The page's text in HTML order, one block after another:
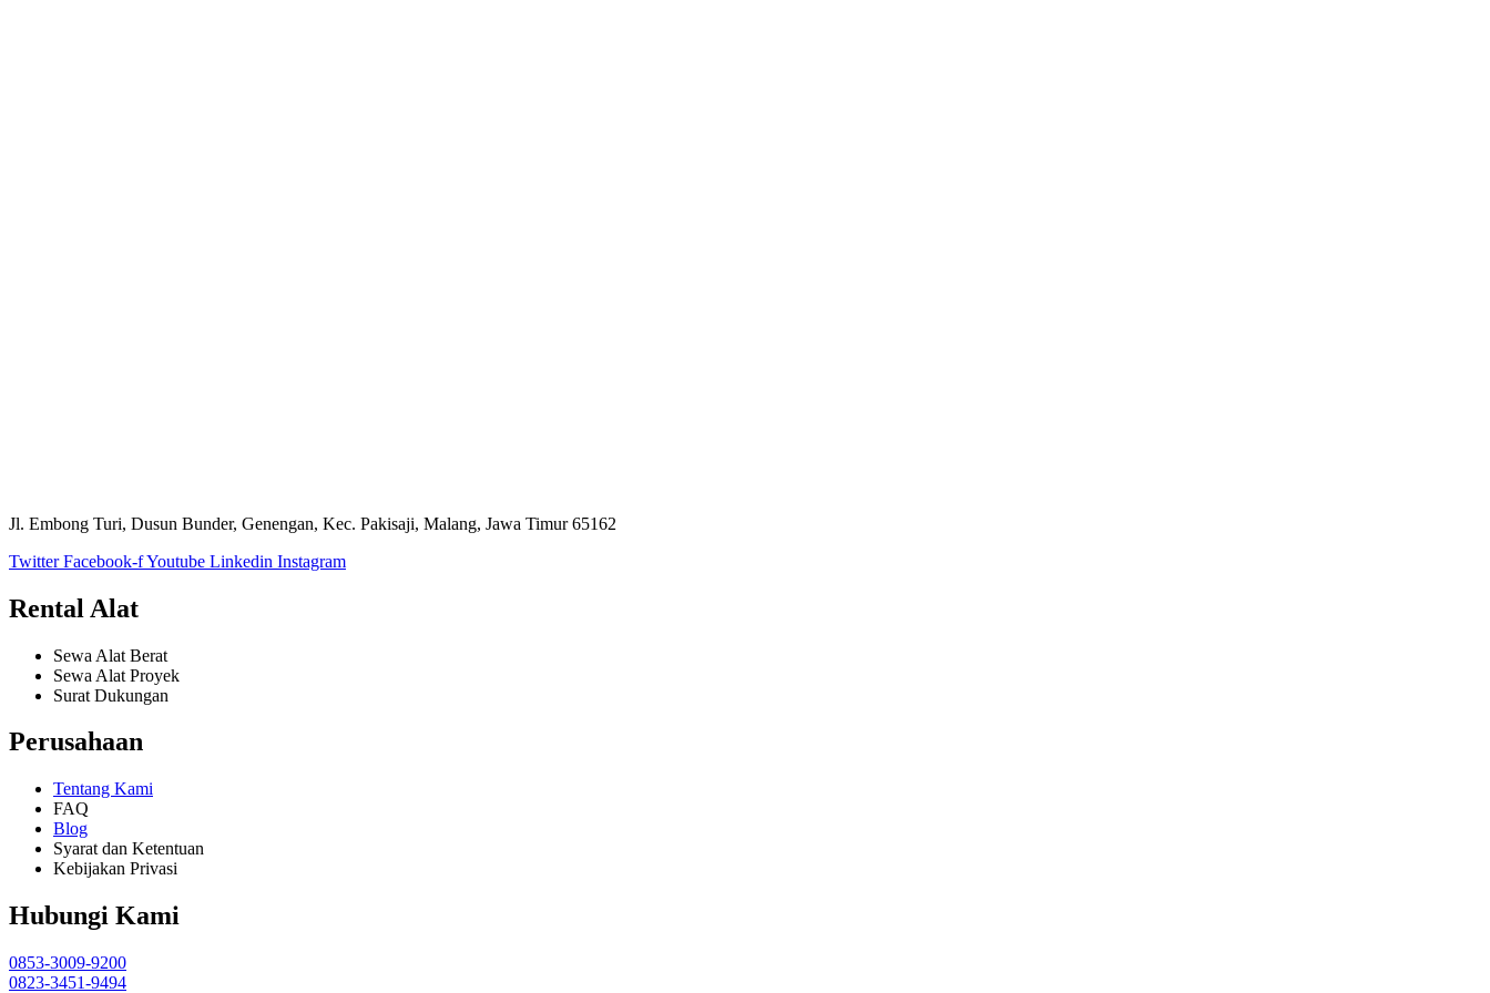
Jl. Embong Turi, Dusun Bunder, Genengan, Kec. Pakisaji, Malang, Jawa Timur 65162
Twitter Facebook-fYoutube Linkedin Instagram
Rental Alat
Sewa Alat Berat
Sewa Alat Proyek
Surat Dukungan
Perusahaan
Tentang Kami
FAQ
Blog
Syarat dan Ketentuan
Kebijakan Privasi
Hubungi Kami
0853-3009-9200
0823-3451-9494